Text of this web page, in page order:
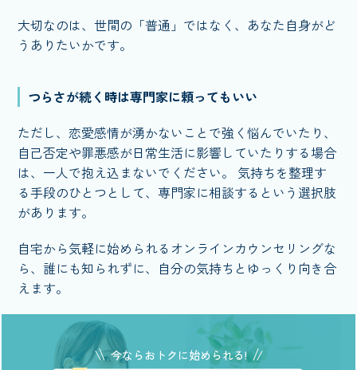
大切なのは、世間の「普通」ではなく、あなた自身がど
うありたいかです。
つらさが続く時は専門家に頼ってもいい
ただし、恋愛感情が湧かないことで強く悩んでいたり、
自己否定や罪悪感が日常生活に影響していたりする場合
は、一人で抱え込まないでください。 気持ちを整理す
る手段のひとつとして、専門家に相談するという選択肢
があります。
自宅から気軽に始められるオンラインカウンセリングな
ら、誰にも知られずに、自分の気持ちとゆっくり向き合
えます。
今ならおトクに始められる!